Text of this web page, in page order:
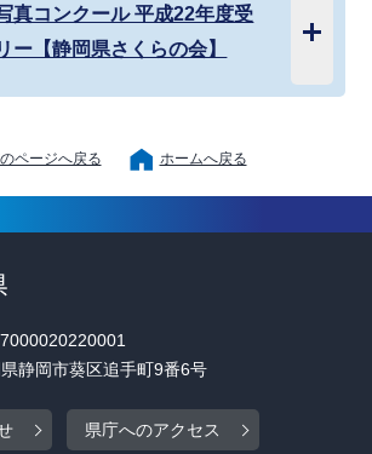
真コンクール 平成22年度受
ー【静岡県さくらの会】
ページへ戻る ホームへ戻る
静岡市葵区追手町9番6号
県庁へのアクセス